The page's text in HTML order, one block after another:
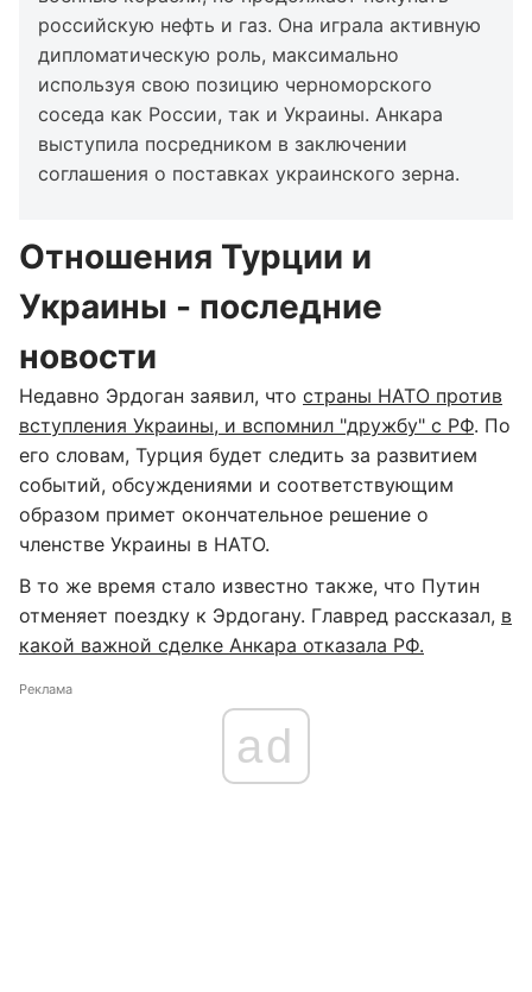
российскую нефть и газ. Она играла активную
дипломатическую роль, максимально
используя свою позицию черноморского
соседа как России, так и Украины. Анкара
выступила посредником в заключении
соглашения о поставках украинского зерна.
Отношения Турции и
Украины - последние
новости
Недавно Эрдоган заявил, что страны НАТО против
вступления Украины, и вспомнил "дружбу" с РФ. По
его словам, Турция будет следить за развитием
событий, обсуждениями и соответствующим
образом примет окончательное решение о
членстве Украины в НАТО.
В то же время стало известно также, что Путин
отменяет поездку к Эрдогану. Главред рассказал, в
какой важной сделке Анкара отказала РФ.
Реклама
ad